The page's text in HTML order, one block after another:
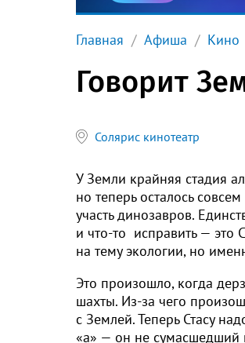
Главная Афиша Кино
Говорит
Солярис кинотеатр
У Земли крайняя стадия
но теперь осталось
участь динозавров.
и что-то исправить — это
на тему экологии, но
Это произошло, когда
шахты. Из-за чего
с Землей. Теперь Стасу
«а» — он не сумасшедший